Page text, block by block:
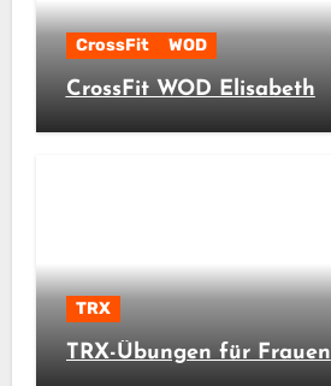
CrossFit WOD
CrossFit WOD Elisabeth
TRX
TRX-Übungen für Frauen